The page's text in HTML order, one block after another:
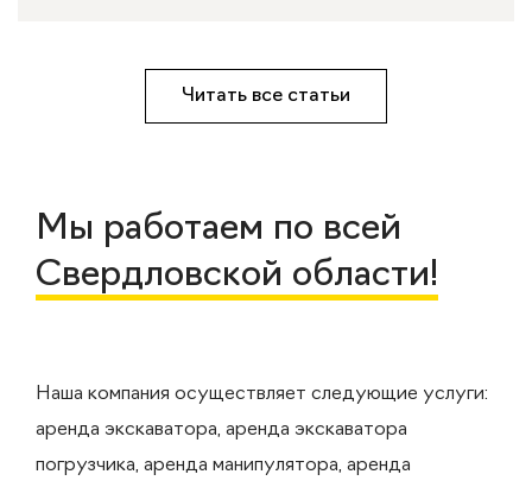
Читать все статьи
Мы работаем по всей
Свердловской области!
Наша компания осуществляет следующие услуги:
аренда экскаватора, аренда экскаватора
погрузчика, аренда манипулятора, аренда